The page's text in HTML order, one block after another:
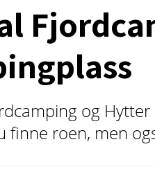
og
finne roen, men